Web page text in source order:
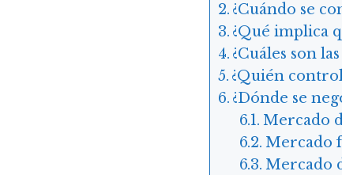
¿Cuándo se
¿Qué implica
¿Cuáles son
¿Quién
¿Dónde se
Mercado
Mercado
Mercado